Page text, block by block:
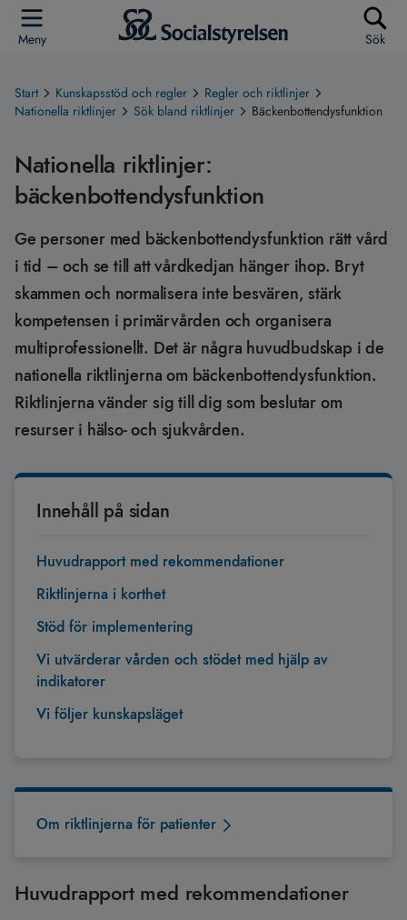
Meny Sök
Start Kunskapsstöd och regler
Regler och riktlinjer
Nationella riktlinjer
Sök bland riktlinjer Bäckenbottendysfunktion
Nationella riktlinjer:
bäckenbottendysfunktion
Ge personer med bäckenbottendysfunktion rätt vård
i tid – och se till att vårdkedjan hänger ihop. Bryt
skammen och normalisera inte besvären, stärk
kompetensen i primärvården och organisera
multiprofessionellt. Det är några huvudbudskap i de
nationella riktlinjerna om bäckenbottendysfunktion.
Riktlinjerna vänder sig till dig som beslutar om
resurser i hälso- och sjukvården.
Innehåll på sidan
Huvudrapport med rekommendationer
Riktlinjerna i korthet
Stöd för implementering
Vi utvärderar vården och stödet med hjälp av
indikatorer
Vi följer kunskapsläget
Om riktlinjerna för patienter
Huvudrapport med rekommendationer